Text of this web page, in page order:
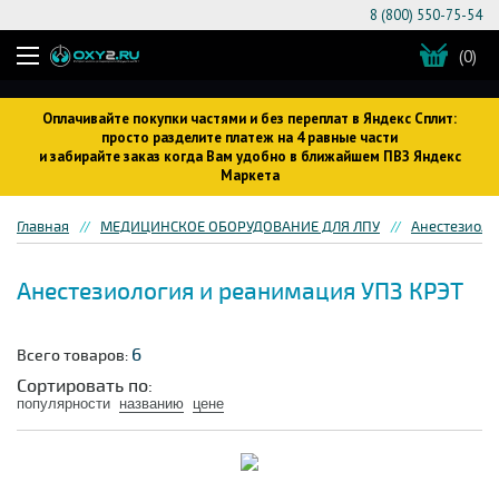
Оплачивайте покупки частями и без переплат в Яндекс Сплит:
просто разделите платеж на 4 равные части
и забирайте заказ когда Вам удобно в ближайшем ПВЗ Яндекс
Маркета
8 (800) 550-75-54
(0)
Главная МЕДИЦИНСКОЕ ОБОРУДОВАНИЕ ДЛЯ ЛПУ
Анестезиология и реанимация УПЗ КРЭТ
Всего товаров: 6
Сортировать по:
популярности названию цене